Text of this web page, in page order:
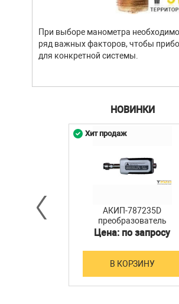
При выборе манометра
ряд важных факторов, чтобы
для конкретной системы.
НОВИНКИ
АКИП-787235D
преобразователь
мощности
Цена: по запросу
В КОРЗИНУ
Хит продаж